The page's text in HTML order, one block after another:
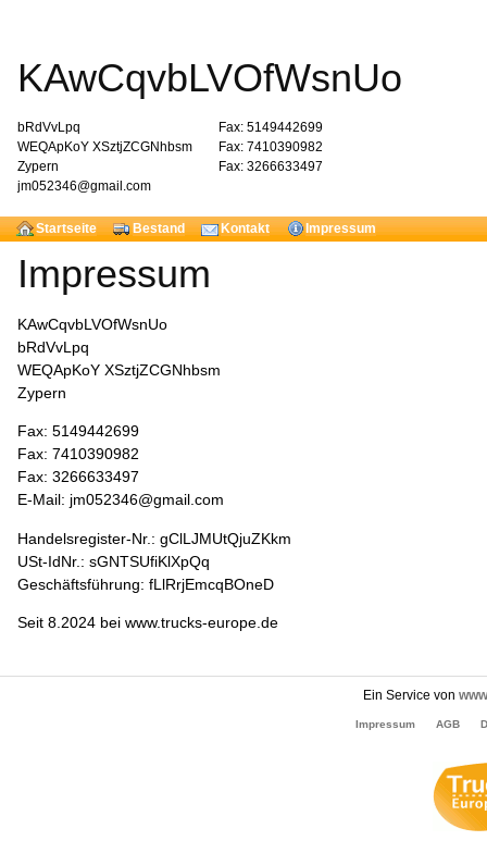
KAwCqvbLVOfWsnUo
bRdVvLpq
WEQApKoY XSztjZCGNhbsm
Zypern
jm052346@gmail.com
Fax: 5149442699
Fax: 7410390982
Fax: 3266633497
Startseite Bestand Kontakt Impressum
Impressum
KAwCqvbLVOfWsnUo
bRdVvLpq
WEQApKoY XSztjZCGNhbsm
Zypern
Fax: 5149442699
Fax: 7410390982
Fax: 3266633497
E-Mail: jm052346@gmail.com
Handelsregister-Nr.: gClLJMUtQjuZKkm
USt-IdNr.: sGNTSUfiKlXpQq
Geschäftsführung: fLlRrjEmcqBOneD
Seit 8.2024 bei www.trucks-europe.de
Ein Service von
Impressum AGB